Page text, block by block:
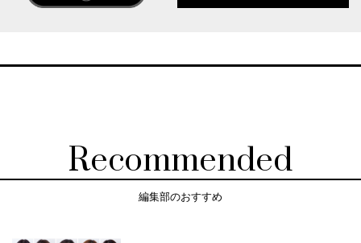
Recommended
編集部のおすすめ